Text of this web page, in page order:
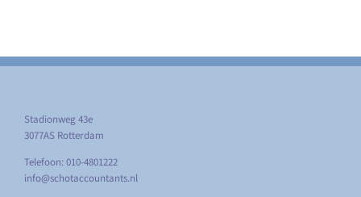
Stadionweg 43e
3077AS Rotterdam
Telefoon: 010-4801222
info@schotaccountants.nl